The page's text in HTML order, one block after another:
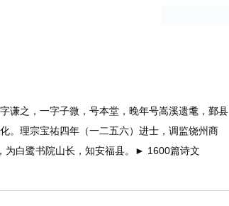
谦之，一字子微，号本堂，晚年号嵩溪遗耄，鄞县
。理宗宝祐四年（一二五六）进士，调监饶州商
为白鹭书院山长，知安福县。► 1600篇诗文